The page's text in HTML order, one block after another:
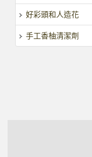
好彩頭和人造花
手工香柚清潔劑